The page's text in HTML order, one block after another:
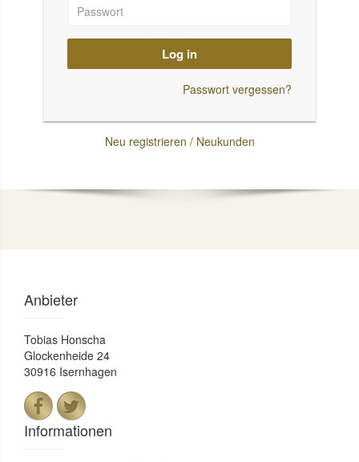
Log in
Passwort vergessen?
Neu registrieren / Neukunden
Anbieter
Tobias Honscha
Glockenheide 24
30916 Isernhagen
Informationen